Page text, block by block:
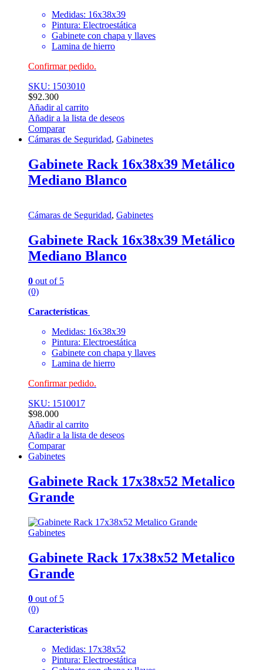
Medidas: 16x38x39
Pintura: Electroestática
Gabinete con chapa y llaves
Lamina de hierro
Confirmar pedido.
SKU: 1503010
$92.300
Añadir al carrito
Añadir a la lista de deseos
Comparar
Cámaras de Seguridad, Gabinetes
Gabinete Rack 16x38x39 Metálico
Mediano Blanco
Cámaras de Seguridad, Gabinetes
Gabinete Rack 16x38x39 Metálico
Mediano Blanco
0 out of 5
(0)
Características
Medidas: 16x38x39
Pintura: Electroestática
Gabinete con chapa y llaves
Lamina de hierro
Confirmar pedido.
SKU: 1510017
$98.000
Añadir al carrito
Añadir a la lista de deseos
Comparar
Gabinetes
Gabinete Rack 17x38x52 Metalico
Grande
Gabinetes
Gabinete Rack 17x38x52 Metalico
Grande
0 out of 5
(0)
Caracteristicas
Medidas: 17x38x52
Pintura: Electroestática